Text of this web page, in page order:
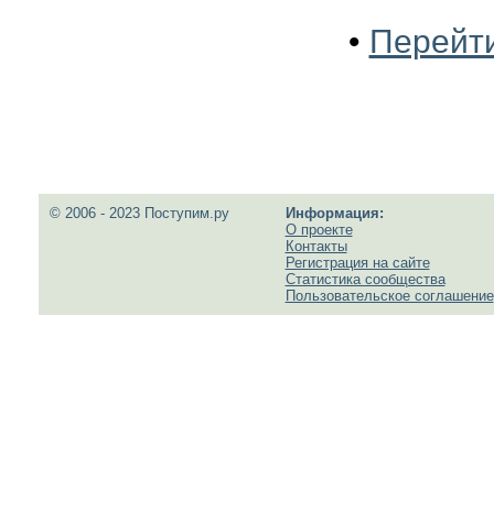
•
© 2006 - 2023 Поступим.ру
Информация:
О проекте
Контакты
Регистрация на сайте
Статистика сообщества
Пользовательское соглашение